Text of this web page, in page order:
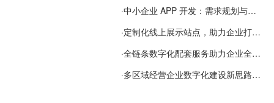
·中小企业 APP 开发：需求规划与项目落地避坑经验分享
·定制化线上展示站点，助力企业打通线上经营渠道
·全链条数字化配套服务助力企业全域线上经营
·多区域经营企业数字化建设新思路：多端载体与地域检索一体化落地思路分享